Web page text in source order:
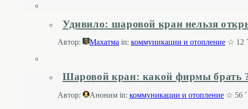
Удивило: шаровой кран нельзя
Автор: Махатма in: коммуникации и отопление☆ 12 ´
Шаровой кран: какой фирмы брать
Автор: Аноним in: коммуникации и отопление☆ 56 ´